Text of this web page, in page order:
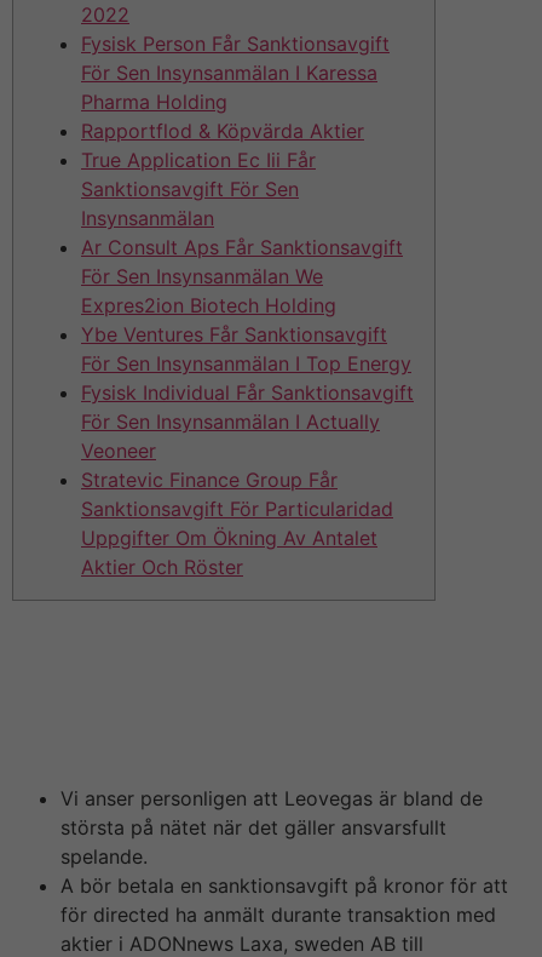
2022
Fysisk Person Får Sanktionsavgift
För Sen Insynsanmälan I Karessa
Pharma Holding
Rapportflod & Köpvärda Aktier
True Application Ec Iii Får
Sanktionsavgift För Sen
Insynsanmälan
Ar Consult Aps Får Sanktionsavgift
För Sen Insynsanmälan We
Expres2ion Biotech Holding
Ybe Ventures Får Sanktionsavgift
För Sen Insynsanmälan I Top Energy
Fysisk Individual Får Sanktionsavgift
För Sen Insynsanmälan I Actually
Veoneer
Stratevic Finance Group Får
Sanktionsavgift För Particularidad
Uppgifter Om Ökning Av Antalet
Aktier Och Röster
Vi anser personligen att Leovegas är bland de
största på nätet när det gäller ansvarsfullt
spelande.
A bör betala en sanktionsavgift på kronor för att
för directed ha anmält durante transaktion med
aktier i ADONnews Laxa, sweden AB till